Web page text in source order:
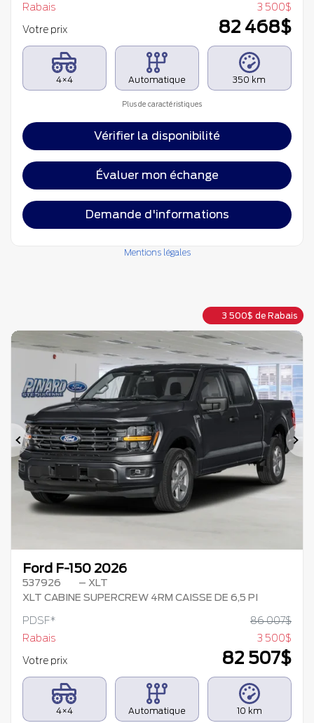
Rabais
3 500$
Votre prix
82 468$
4×4 Automatique 350 km
Plus de caractéristiques
Vérifier la disponibilité
Évaluer mon échange
Demande d'informations
Mentions légales
3 500$ de Rabais
Précédent
Ford F-150 2026
537926
– XLT
XLT CABINE SUPERCREW 4RM CAISSE DE 6,5 PI
PDSF* 86 007$
Rabais
3 500$
Votre prix
82 507$
4×4 Automatique 10 km